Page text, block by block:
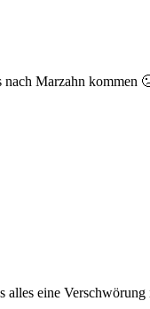
nach Marzahn kommen
alles eine Verschwörung